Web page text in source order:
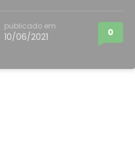
publicado em
10/06/2021 0